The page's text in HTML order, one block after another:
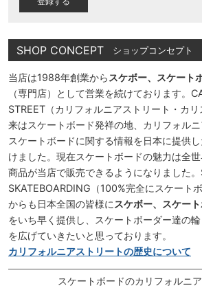
SHOP CONCEPT ショップコンセプト
当店は1988年創業から スケボー、スケート
（専門店）として営業を続けております。
STREET（カリフォルニアストリート・カ
来はスケートボード発祥の地、カリフォル
スケートボードに関する情報を日本に提供
けました。現在スケートボードの魅力は全
商品が当店で販売できるようになりました
SKATEBOARDING（100%完全にスケート
からも日本全国の皆様に スケボー、スケー
をいち早く提供し、スケートボーダー達の
を広げていきたいと思っております。
カリフォルニアストリートの歴史について
スケートボードのカリフォルニ